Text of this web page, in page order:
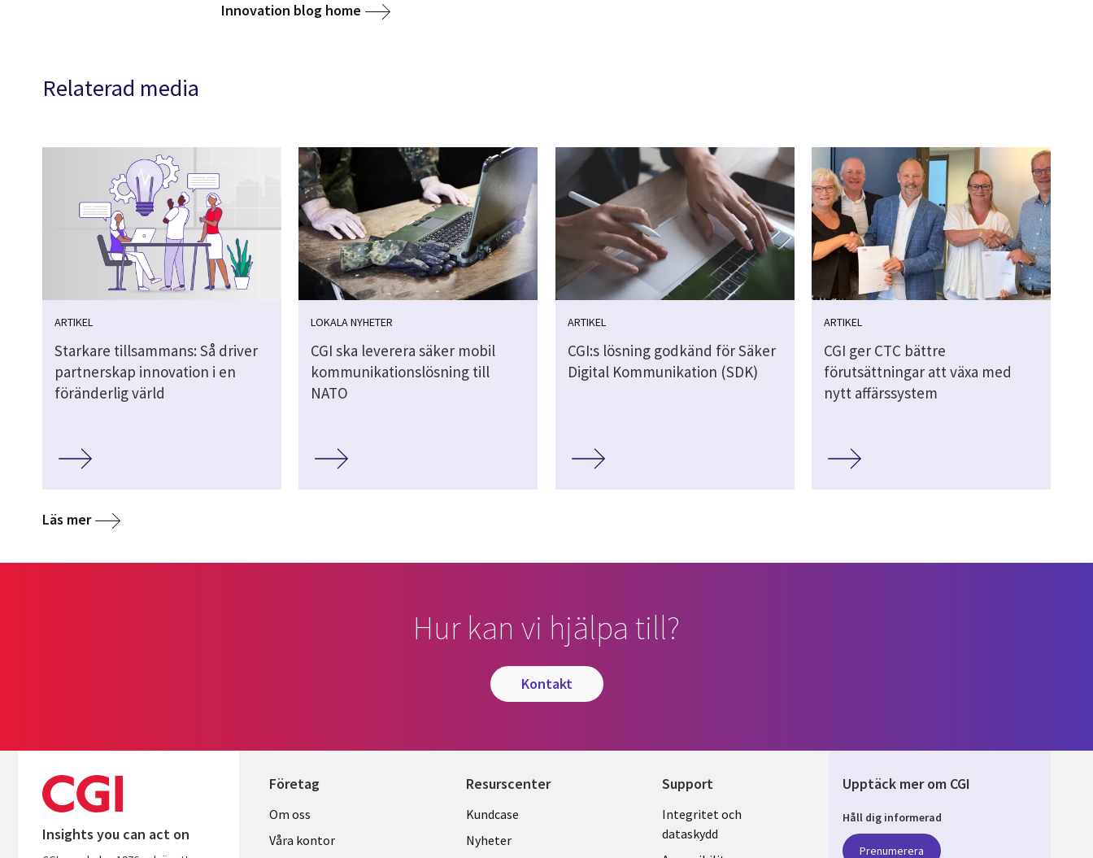
Innovation blog home
Relaterad media
ARTIKEL
Starkare tillsammans: Så driver
partnerskap innovation i en
föränderlig värld
LOKALA NYHETER
CGI ska leverera säker mobil
kommunikationslösning till
NATO
ARTIKEL
CGI:s lösning godkänd för Säker
Digital Kommunikation (SDK)
ARTIKEL
CGI ger CTC bättre
förutsättningar att växa med
nytt affärssystem
Läs mer
Hur kan vi hjälpa till?
kontakt
Insights you can act on
Företag
Useful
links
Om oss
Våra kontor
Resurscenter
Library
Links
Kundcase
Nyheter
Support
Legal
SWEDEN
Integritet och
dataskydd
Upptäck mer om CGI
Håll dig informerad
Prenumerera